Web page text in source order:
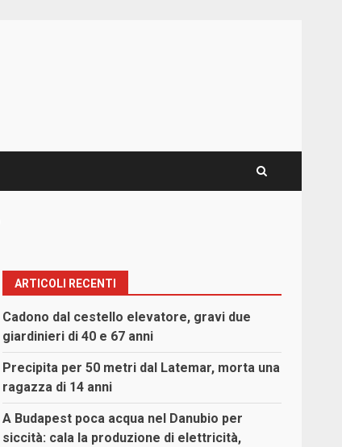
ARTICOLI RECENTI
Cadono dal cestello elevatore, gravi due
giardinieri di 40 e 67 anni
Precipita per 50 metri dal Latemar, morta una
ragazza di 14 anni
A Budapest poca acqua nel Danubio per
siccità: cala la produzione di elettricità,